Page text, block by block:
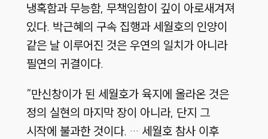
냉혹함과 무능함, 무책임함이 깊이 아로새겨져
있다. 박근혜의 구속 집행과 세월호의 인양이
같은 날 이루어진 것은 우연의 일치가 아니라
필연의 귀결이다.
“만신창이가 된 세월호가 육지에 올라온 것은
정의 실현의 마지막 장이 아니라, 단지 그
시작에 불과한 것이다. … 세월호 참사 이후